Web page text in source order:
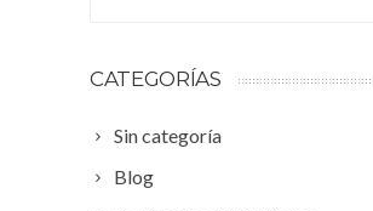
CATEGORÍAS
Sin categoría
Blog